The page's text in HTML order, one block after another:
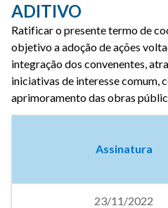
ADITIVO
Ratificar o presente termo de
objetivo a adoção de ações
integração dos convenentes,
iniciativas de interesse comum,
aprimoramento das obras
Assinatura
23/11/2022